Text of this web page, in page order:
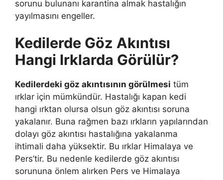
sorunu bulunanı karantina almak hastalığın
yayılmasını engeller.
Kedilerde Göz Akıntısı
Hangi Irklarda Görülür?
Kedilerdeki göz akıntısının görülmesi tüm
ırklar için mümkündür. Hastalığı kapan kedi
hangi ırktan olursa olsun göz akıntısı soruna
yakalanır. Buna rağmen bazı ırkların yapılarından
dolayı göz akıntısı hastalığına yakalanma
ihtimali daha yüksektir. Bu ırklar Himalaya ve
Pers’tir. Bu nedenle kedilerde göz akıntısı
sorununa önlem alırken Pers ve Himalaya